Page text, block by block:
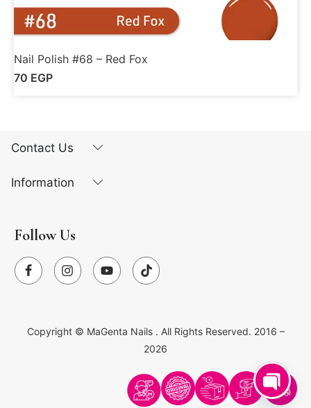
Nail Polish #68 – Red Fox
70 EGP
Contact Us
Information
Follow Us
Copyright © MaGenta Nails . All Rights Reserved. 2016 –
2026